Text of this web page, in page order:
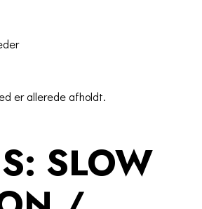
er allerede afholdt.
SLOW